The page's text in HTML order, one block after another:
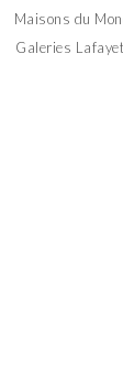
Maisons du
Galeries